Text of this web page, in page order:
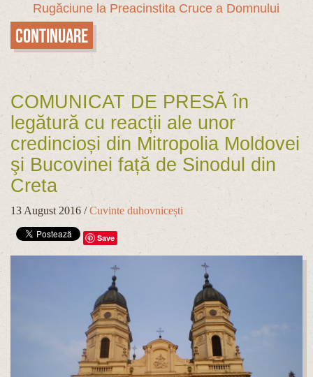
Rugăciune la Preacinstita Cruce a Domnului
Continuare
COMUNICAT DE PRESĂ în
legătură cu reacții ale unor
credincioși din Mitropolia Moldovei
şi Bucovinei față de Sinodul din
Creta
13 August 2016 /Cuvinte duhovnicești
Save